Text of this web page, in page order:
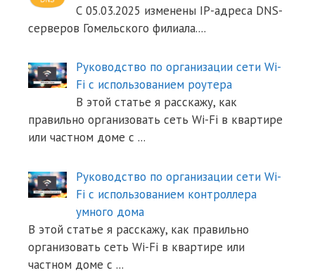
С 05.03.2025 изменены IP-адреса DNS-
серверов Гомельского филиала....
Руководство по организации сети Wi-
Fi с использованием роутера
В этой статье я расскажу, как
правильно организовать сеть Wi-Fi в квартире
или частном доме с ...
Руководство по организации сети Wi-
Fi с использованием контроллера
умного дома
В этой статье я расскажу, как правильно
организовать сеть Wi-Fi в квартире или
частном доме с ...